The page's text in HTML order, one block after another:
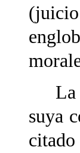
La
suya